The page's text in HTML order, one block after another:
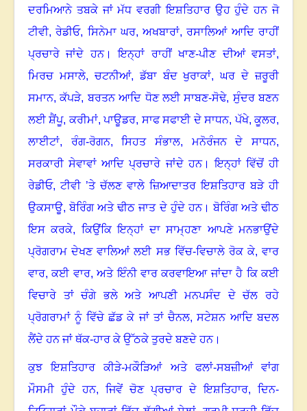
ਦਰਮਿਆਨੇ ਤਬਕੇ ਜਾਂ ਮੱਧ ਵਰਗੀ ਇਸ਼ਤਿਹਾਰ ਉਹ ਹੁੰਦੇ ਹਨ ਜੋ
ਟੀਵੀ,ਰੇਡੀਓ, ਸਿਨੇਮਾ ਘਰ,ਅਖਬਾਰਾਂ,ਰਸਾਲਿਆਂ ਆਦਿ ਰਾਹੀਂ
ਪ੍ਰਚਾਰੇ ਜਾਂਦੇ ਹਨ।ਇਨ੍ਹਾਂ ਰਾਹੀਂ ਖਾਣ-ਪੀਣ ਦੀਆਂ ਵਸਤਾਂ,
ਮਿਰਚ ਮਸਾਲੇ, ਚਟਨੀਆਂ,ਡੱਬਾ ਬੰਦ ਖੁਰਾਕਾਂ,ਘਰ ਦੇ ਜ਼ਰੂਰੀ
ਸਮਾਨ,ਕੱਪੜੇ,ਬਰਤਨ ਆਦਿ ਧੋਣ ਲਈ ਸਾਬਣ-ਸੋਢੇ, ਸੁੰਦਰ ਬਣਨ
ਲਈ ਸ਼ੈਂਪੂ,ਕਰੀਮਾਂ,ਪਾਊਡਰ, ਸਾਫ ਸਫਾਈ ਦੇ ਸਾਧਨ,ਪੱਖੇ,ਕੂਲਰ,
ਲਾਈਟਾਂ, ਰੰਗ-ਰੋਗਨ,ਸਿਹਤ ਸੰਭਾਲ, ਮਨੋਰੰਜਨ ਦੇ ਸਾਧਨ,
ਸਰਕਾਰੀ ਸੇਵਾਵਾਂ ਆਦਿ ਪ੍ਰਚਾਰੇ ਜਾਂਦੇ ਹਨ।ਇਨ੍ਹਾਂ ਵਿੱਚੋਂ ਹੀ
ਰੇਡੀਓ, ਟੀਵੀ ’ਤੇ ਚੱਲਣ ਵਾਲੇ ਜ਼ਿਆਦਾਤਰ ਇਸ਼ਤਿਹਾਰ ਬੜੇ ਹੀ
ਉਕਸਾਊ,ਬੋਰਿੰਗ ਅਤੇ ਢੀਠ ਜਾਤ ਦੇ ਹੁੰਦੇ ਹਨ।ਬੋਰਿੰਗ ਅਤੇ ਢੀਠ
ਇਸ ਕਰਕੇ, ਕਿਉਂਕਿ ਇਨ੍ਹਾਂ ਦਾ ਸਾਮ੍ਹਣਾ ਆਪਣੇ ਮਨਭਾਉਂਦੇ
ਪ੍ਰੋਗਰਾਮ ਦੇਖਣ ਵਾਲਿਆਂ ਲਈ ਸਭ ਵਿੱਚ-ਵਿਚਾਲੇ ਰੋਕ ਕੇ, ਵਾਰ
ਵਾਰ,ਕਈ ਵਾਰ,ਅਤੇ ਇੰਨੀ ਵਾਰ ਕਰਵਾਇਆ ਜਾਂਦਾ ਹੈ ਕਿ ਕਈ
ਵਿਚਾਰੇ ਤਾਂ ਚੰਗੇ ਭਲੇ ਅਤੇ ਆਪਣੀ ਮਨਪਸੰਦ ਦੇ ਚੱਲ ਰਹੇ
ਪ੍ਰੋਗਰਾਮਾਂ ਨੂੰ ਵਿੱਚੇ ਛੱਡ ਕੇ ਜਾਂ ਤਾਂ ਚੈਨਲ,ਸਟੇਸ਼ਨ ਆਦਿ ਬਦਲ
ਲੈਂਦੇ ਹਨ ਜਾਂ ਥੱਕ-ਹਾਰ ਕੇ ਉੱਠਕੇ ਤੁਰਦੇ ਬਣਦੇ ਹਨ।
ਕੁਝ ਇਸ਼ਤਿਹਾਰ ਕੀੜੇ-ਮਕੌੜਿਆਂ ਅਤੇ ਫਲਾਂ-ਸਬਜ਼ੀਆਂ ਵਾਂਗ
ਮੌਸਮੀ ਹੁੰਦੇ ਹਨ, ਜਿਵੇਂ ਚੋਣ ਪ੍ਰਚਾਰ ਦੇ ਇਸ਼ਤਿਹਾਰ, ਦਿਨ-